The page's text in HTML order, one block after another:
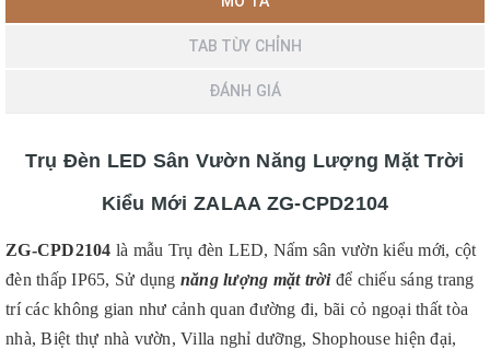
TAB TÙY CHỈNH
ĐÁNH GIÁ
Trụ Đèn LED Sân Vườn Năng Lượng Mặt Trời
Kiểu Mới ZALAA ZG-CPD2104
ZG-CPD2104 là mẫu Trụ đèn LED, Nấm sân vườn kiểu mới, cột
đèn thấp IP65, Sử dụng năng lượng mặt trời để chiếu sáng trang
trí các không gian như cảnh quan đường đi, bãi cỏ ngoại thất tòa
nhà, Biệt thự nhà vườn, Villa nghỉ dưỡng, Shophouse hiện đại,